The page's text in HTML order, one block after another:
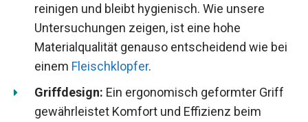
reinigen und bleibt hygienisch. Wie unsere
Untersuchungen zeigen, ist eine hohe
Materialqualität genauso entscheidend wie bei
einem Fleischklopfer.
Griffdesign: Ein ergonomisch geformter Griff
gewährleistet Komfort und Effizienz beim